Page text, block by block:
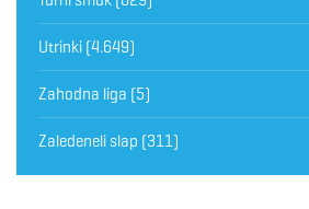
Utrinki (4.649)
Zahodna liga (5)
Zaledeneli slap (311)